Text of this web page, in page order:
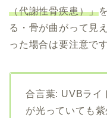
（代謝性骨疾患）」
る・骨が曲がって見
った場合は要注意です
合言葉: UVBライ
が光っていても